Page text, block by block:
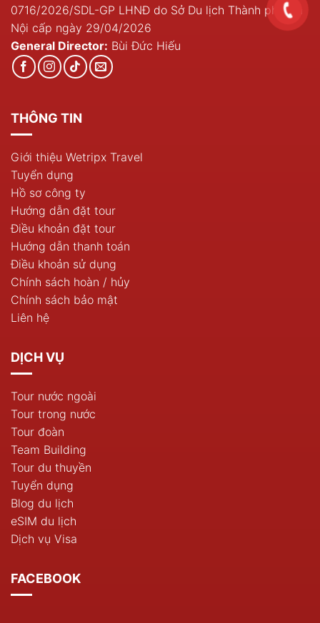
0716/2026/SDL-GP LHNĐ do Sở Du lịch Thành phố Hà
Nội cấp ngày 29/04/2026
General Director: Bùi Đức Hiếu
THÔNG TIN
Giới thiệu Wetripx Travel
Tuyển dụng
Hồ sơ công ty
Hướng dẫn đặt tour
Điều khoản đặt tour
Hướng dẫn thanh toán
Điều khoản sử dụng
Chính sách hoàn / hủy
Chính sách bảo mật
Liên hệ
DỊCH VỤ
Tour nước ngoài
Tour trong nước
Tour đoàn
Team Building
Tour du thuyền
Tuyển dụng
Blog du lịch
eSIM du lịch
Dịch vụ Visa
FACEBOOK